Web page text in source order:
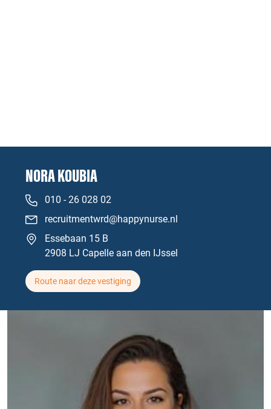
NORA KOUBIA
010 - 26 028 02
recruitmentwrd@happynurse.nl
Essebaan 15 B
2908 LJ Capelle aan den IJssel
Route naar deze vestiging